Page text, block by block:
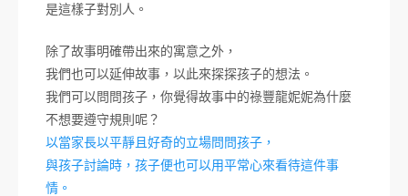
是這樣子對別人。
除了故事明確帶出來的寓意之外，
我們也可以延伸故事，以此來探探孩子的想法。
我們可以問問孩子，你覺得故事中的祿豐龍妮妮為什麼
不想要遵守規則呢？
以當家長以平靜且好奇的立場問問孩子，
與孩子討論時，孩子便也可以用平常心來看待這件事
情。